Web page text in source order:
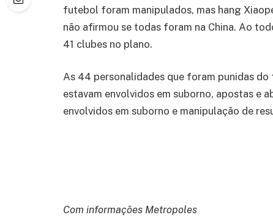
futebol foram manipulados, mas hang
não afirmou se todas foram na China. Ao
41 clubes no plano.
As 44 personalidades que foram punidas
estavam envolvidos em suborno, apostas e
envolvidos em suborno e manipulação de
Com informações Metropoles